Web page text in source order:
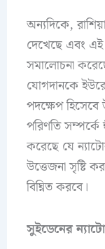
অন্যদিকে,
দেখেছে এবং এই
সমালোচনা
যোগদানকে
পদক্ষেপ হিসেবে
পরিণতি সম্পর্কে
করেছে যে
উত্তেজনা সৃষ্টি
বিঘ্নিত করবে।
সুইডেনের